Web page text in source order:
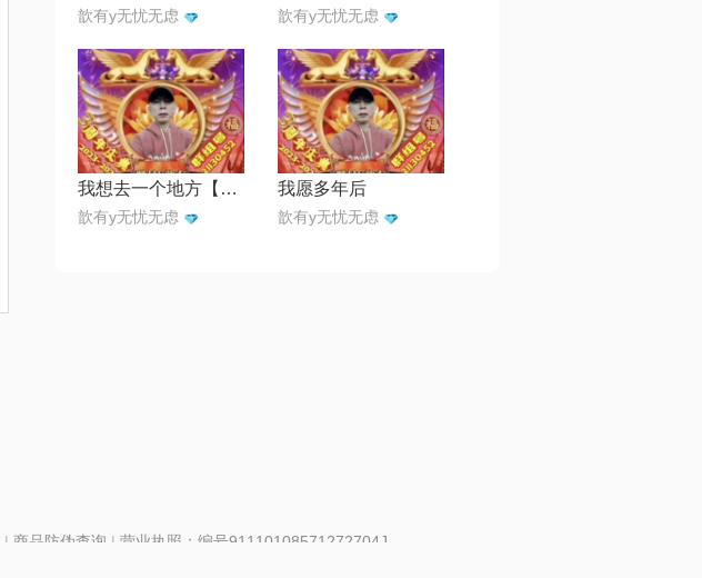
歆有y无忧无虑 歆有y无忧无虑
我想去一个地方【天地制作】
歆有y无忧无虑
我愿多年后
歆有y无忧无虑
| 商品防伪查询 | 营业执照：编号91110108571272704J